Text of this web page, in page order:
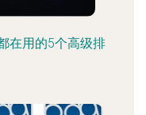
在用的5个高级排